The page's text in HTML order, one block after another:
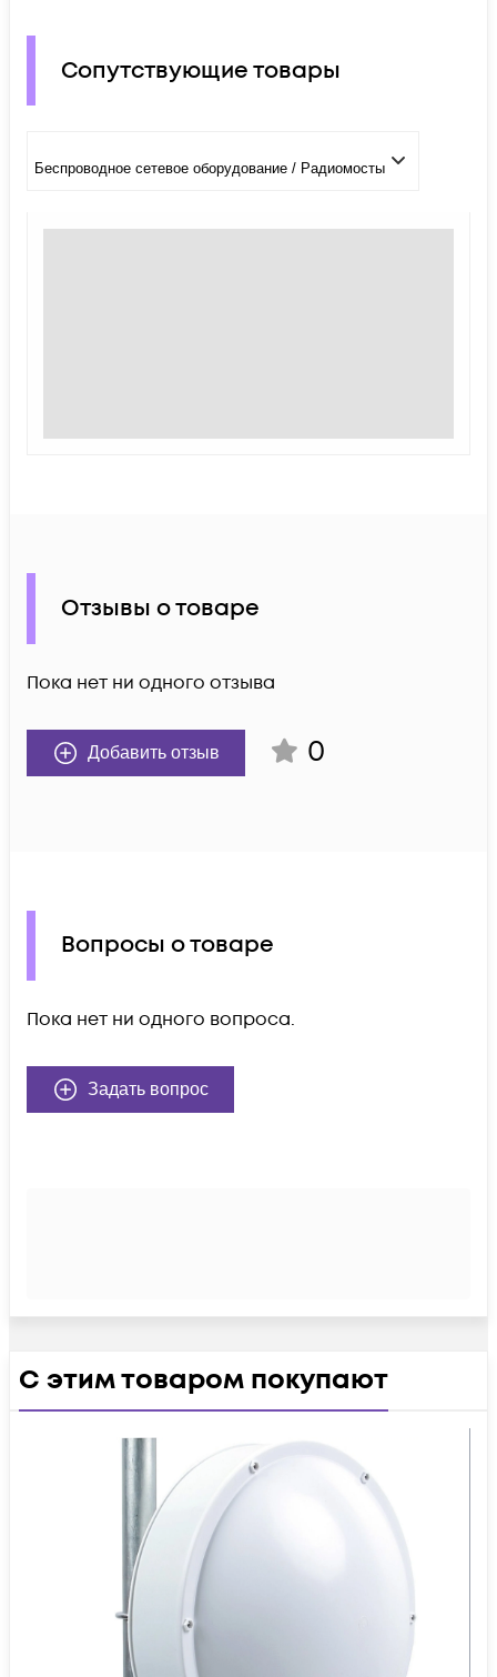
Сопутствующие товары
Беспроводное сетевое оборудование / Радиомосты
Отзывы о товаре
Пока нет ни одного отзыва
Добавить отзыв 0
Вопросы о товаре
Пока нет ни одного вопроса.
Задать вопрос
С этим товаром покупают